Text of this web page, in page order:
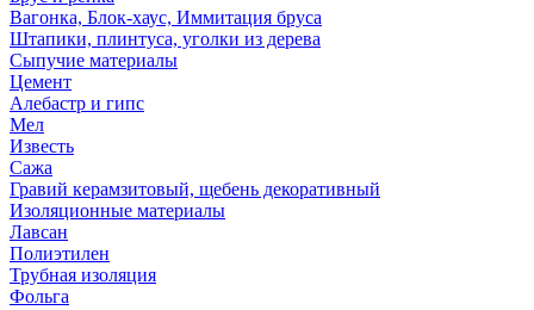
Вагонка, Блок-хаус, Иммитация бруса
Штапики, плинтуса, уголки из дерева
Сыпучие материалы
Цемент
Алебастр и гипс
Мел
Известь
Сажа
Гравий керамзитовый, щебень декоративный
Изоляционные материалы
Лавсан
Полиэтилен
Трубная изоляция
Фольга